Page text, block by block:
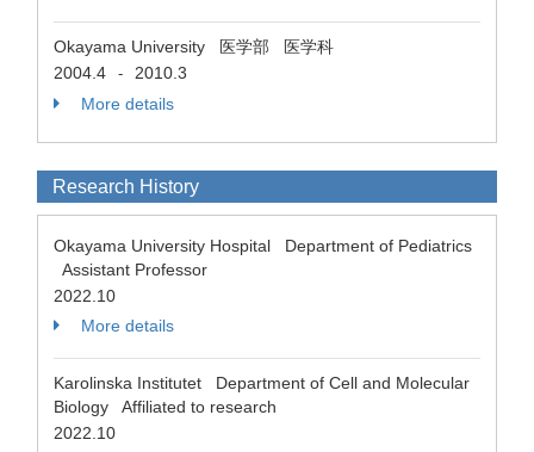
Okayama University 医学部 医学科
2004.4
-
2010.3
More details
Research History
Okayama University Hospital Department of Pediatrics
Assistant Professor
2022.10
More details
Karolinska Institutet Department of Cell and Molecular
Biology Affiliated to research
2022.10